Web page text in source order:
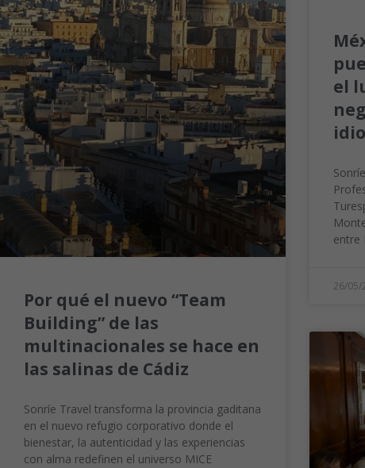
Por qué el nuevo “Team
Building” de las
multinacionales se hace en
las salinas de Cádiz
Sonríe Travel transforma la provincia gaditana
en el nuevo refugio corporativo donde el
bienestar, la autenticidad y las experiencias
con alma redefinen el universo MICE
el
entre
26/05/